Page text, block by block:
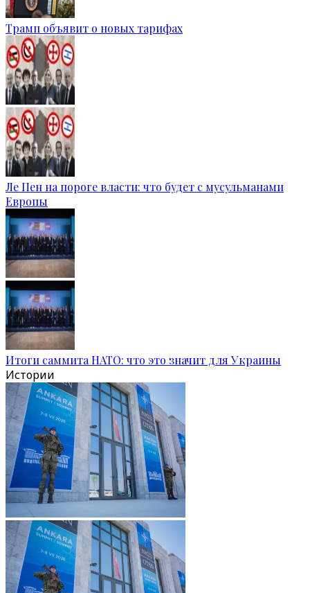
Трамп объявит о новых тарифах
Ле Пен на пороге власти: что будет с мусульманами
Европы
Итоги саммита НАТО: что это значит для Украины
Истории